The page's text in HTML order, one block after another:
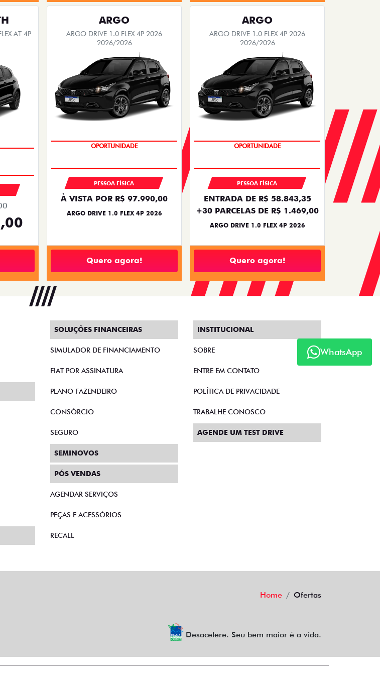
AT 4P
ARGO
ARGO DRIVE 1.0 FLEX 4P 2026
2026/2026
OPORTUNIDADE
PESSOA FÍSICA
À VISTA POR R$ 97.990,00
ARGO DRIVE 1.0 FLEX 4P 2026
Quero agora!
ARGO
ARGO DRIVE 1.0 FLEX 4P 2026
2026/2026
OPORTUNIDADE
PESSOA FÍSICA
ENTRADA DE R$ 58.843,35
+30 PARCELAS DE R$ 1.469,00
ARGO DRIVE 1.0 FLEX 4P 2026
Quero agora!
WhatsApp
SOLUÇÕES FINANCEIRAS
SIMULADOR DE FINANCIAMENTO
FIAT POR ASSINATURA
PLANO FAZENDEIRO
CONSÓRCIO
SEGURO
SEMINOVOS
PÓS VENDAS
AGENDAR SERVIÇOS
PEÇAS E ACESSÓRIOS
RECALL
INSTITUCIONAL
SOBRE
ENTRE EM CONTATO
POLÍTICA DE PRIVACIDADE
TRABALHE CONOSCO
AGENDE UM TEST DRIVE
Home Ofertas
Desacelere. Seu bem maior é a vida.